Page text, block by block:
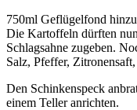
750ml Geflügelfond
Die Kartoffeln dürften
Schlagsahne zugeben.
Salz, Pfeffer,
Den Schinkenspeck
einem Teller anrichten.